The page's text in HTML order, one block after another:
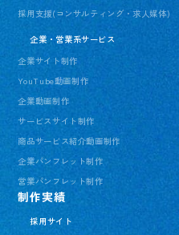
採用支援(コンサルティング・求人媒体)
企業・営業系サービス
企業サイト制作
YouTube動画制作
企業動画制作
サービスサイト制作
商品サービス紹介動画制作
企業パンフレット制作
営業パンフレット制作
制作実績
採用サイト